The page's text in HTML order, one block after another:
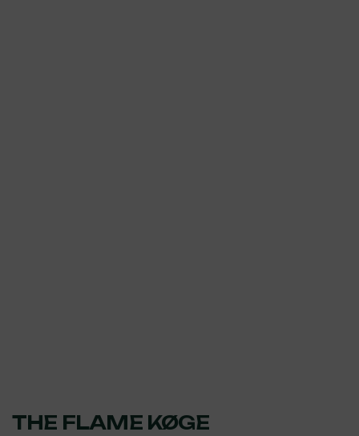
THE FLAME KØGE